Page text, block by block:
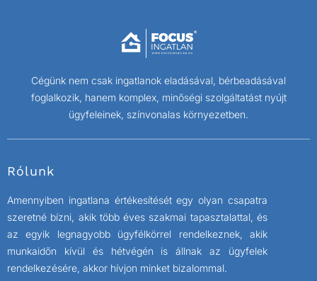
Cégünk nem csak ingatlanok eladásával, bérbeadásával
foglalkozik, hanem komplex, minőségi szolgáltatást nyújt
ügyfeleinek, színvonalas környezetben.
Rólunk
Amennyiben ingatlana értékesítését egy olyan csapatra
szeretné bízni, akik több éves szakmai tapasztalattal, és
az egyik legnagyobb ügyfélkörrel rendelkeznek, akik
munkaidőn kívül és hétvégén is állnak az ügyfelek
rendelkezésére, akkor hívjon minket bizalommal.